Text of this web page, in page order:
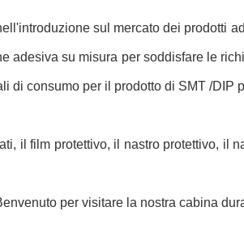
sul mercato dei prodotti
adesiva su misura per soddisfare le
di consumo per il prodotto di SMT /DIP
il film protettivo, il nastro protettivo, il
per visitare la nostra cabina